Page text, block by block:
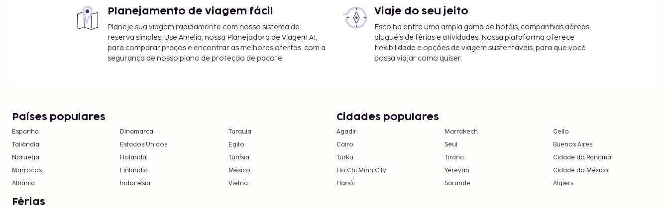
Planejamento de viagem fácil
Planeje sua viagem rapidamente com nosso sistema de
reserva simples. Use Amelia, nossa Planejadora de Viagem AI,
para comparar preços e encontrar as melhores ofertas, com a
segurança de nosso plano de proteção de pacote.
Viaje do seu jeito
Escolha entre uma ampla gama de hotéis, companhias aéreas,
aluguéis de férias e atividades. Nossa plataforma oferece
flexibilidade e opções de viagem sustentáveis, para que você
possa viajar como quiser.
Países populares
Espanha Dinamarca
Turquia
Tailândia
Estados Unidos
Egito
Noruega
Holanda
Tunísia
Marrocos
Finlândia
México
Albânia
Indonésia Vietnã
Cidades populares
Agadir Marrakech
Geilo
Cairo
Seul
Buenos Aires
Turku
Tirana
Cidade do Panamá
Ho Chi Minh City
Yerevan
Cidade do México
Hanói
Sarande Algiers
Férias